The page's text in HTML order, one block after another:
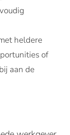
heldere
of
aan de